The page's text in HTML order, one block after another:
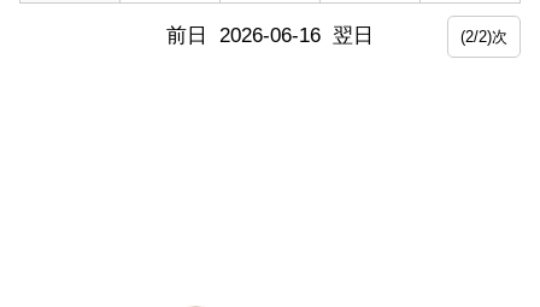
前日 2026-06-16 翌日 (2/2)次